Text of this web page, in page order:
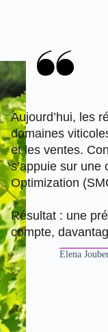
Aujourd’hui, les
domaines
etles ventes.
s’appuie sur
Optimization
Résultat : une
compte,
Elena